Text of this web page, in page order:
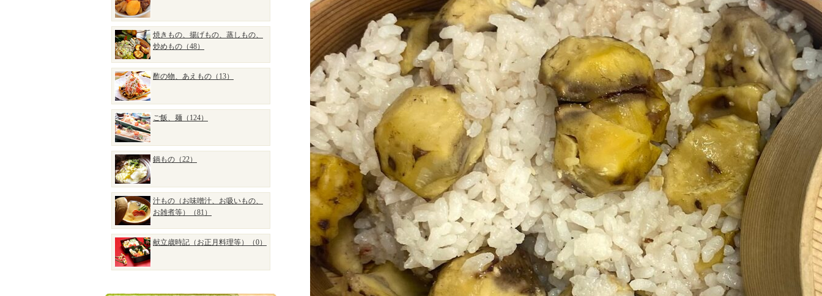
焼きもの、揚げもの、蒸しもの、
炒めもの（48）
酢の物、あえもの（13）
ご飯、麺（124）
鍋もの（22）
汁もの（お味噌汁、お吸いもの、
お雑煮等）（81）
献立歳時記（お正月料理等）（0）